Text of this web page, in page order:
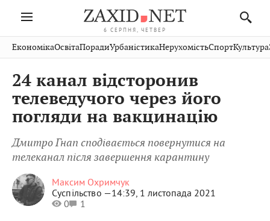
6 СЕРПНЯ, ЧЕТВЕР
Івано-
Франківськ
Волинь
Закарпаття
Рівне
Шептицький
Стрий
Хмельницький
Публікації
Авто СловкоКультура
Кіно Дім Спорт
ФотоОсвітаНерухомість
Домашні
тварини
ЕкономікаОсвітаПорадиУрбаністикаНерухомістьСпортКультура
24 канал відсторонив
телеведучого через його
погляди на вакцинацію
Дмитро Гнап сподівається повернутися на
телеканал після завершення карантину
Максим Охримчук
Суспільство —14:39, 1 листопада 2021
0
1